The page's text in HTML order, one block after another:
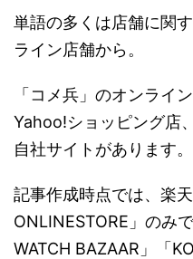
単語の多くは店舗に関
ライン店舗から。
「コメ兵」のオンライ
Yahoo!ショッピング店
自社サイトがあります。
記事作成時点では、楽
ONLINESTORE」のみ
WATCH BAZAAR」「